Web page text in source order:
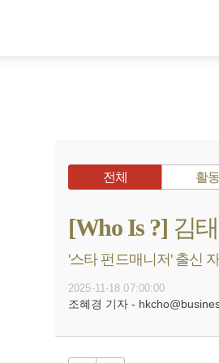
전체 활동
[Who Is ?] 김
'스타 펀드매니저' 출신
2025-11-18 07:00:00
조혜경 기자 -